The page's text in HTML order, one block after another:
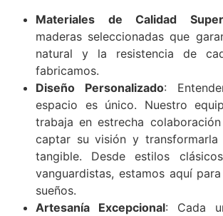
Materiales de Calidad
maderas seleccionadas que
natural y la resistencia de
fabricamos.
Diseño Personalizado:
espacio es único. Nuestro
trabaja en estrecha
captar su visión y transformarla
tangible. Desde estilos
vanguardistas, estamos aquí
sueños.
Artesanía Excepcional: Cada